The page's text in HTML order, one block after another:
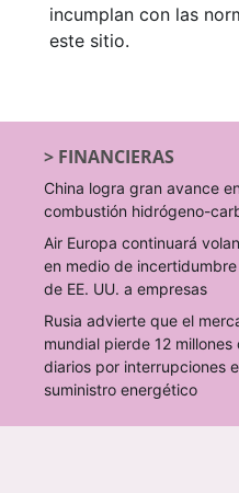
incumplan con las
este sitio.
> FINANCIERAS
China logra gran avance
combustión hidrógeno-
Air Europa continuará
en medio de
de EE. UU. a empresas
Rusia advierte que el
mundial pierde 12 millones
diarios por interrupciones
suministro energético